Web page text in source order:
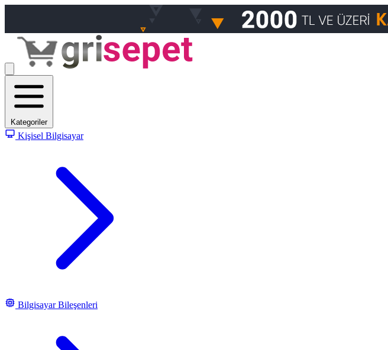
Kategoriler
Kişisel Bilgisayar
Bilgisayar Bileşenleri